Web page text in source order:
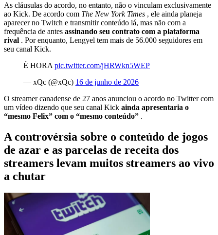
As cláusulas do acordo, no entanto, não o vinculam exclusivamente
ao Kick. De acordo com The New York Times , ele ainda planeja
aparecer no Twitch e transmitir conteúdo lá, mas não com a
frequência de antes assinando seu contrato com a plataforma
rival . Por enquanto, Lengyel tem mais de 56.000 seguidores em
seu canal Kick.
É HORA pic.twitter.com/jHRWkn5WEP
— xQc (@xQc) 16 de junho de 2026
O streamer canadense de 27 anos anunciou o acordo no Twitter com
um vídeo dizendo que seu canal Kick ainda apresentaria o
“mesmo Felix” com o “mesmo conteúdo” .
A controvérsia sobre o conteúdo de jogos
de azar e as parcelas de receita dos
streamers levam muitos streamers ao vivo
a chutar